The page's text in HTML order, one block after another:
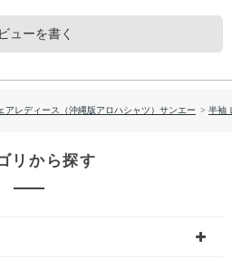
ューを書く
アレディース（沖縄版アロハシャツ）サンエー > 半袖
リから探す